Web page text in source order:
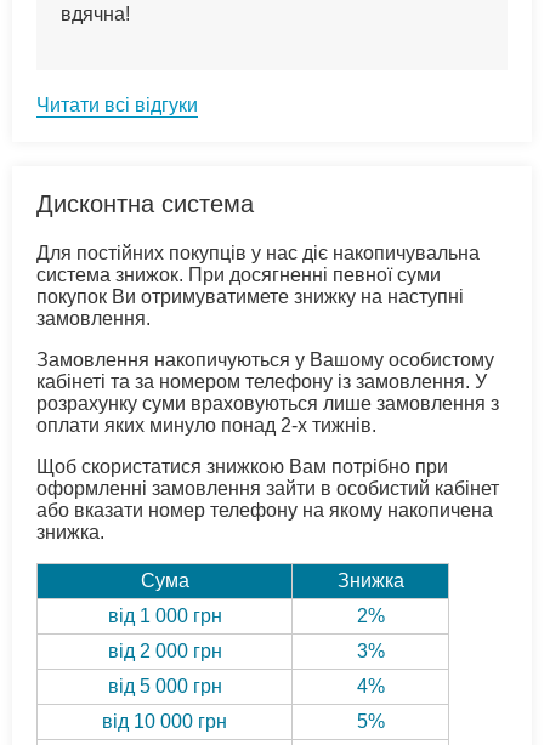
вдячна!
Читати всі відгуки
Дисконтна система
Для постійних покупців у нас діє накопичувальна
система знижок. При досягненні певної суми
покупок Ви отримуватимете знижку на наступні
замовлення.
Замовлення накопичуються у Вашому особистому
кабінеті та за номером телефону із замовлення. У
розрахунку суми враховуються лише замовлення з
оплати яких минуло понад 2-х тижнів.
Щоб скористатися знижкою Вам потрібно при
оформленні замовлення зайти в особистий кабінет
або вказати номер телефону на якому накопичена
знижка.
Сума
Знижка
від 1 000 грн
2%
від 2 000 грн
3%
від 5 000 грн
4%
від 10 000 грн
5%